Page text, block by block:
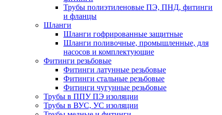
Трубы полиэтиленовые ПЭ, ПНД, фитинги
и фланцы
Шланги
Шланги гофрированные защитные
Шланги поливочные, промышленные, для
насосов и комплектующие
Фитинги резьбовые
Фитинги латунные резьбовые
Фитинги стальные резьбовые
Фитинги чугунные резьбовые
Трубы в ППУ ПЭ изоляции
Трубы в ВУС, УС изоляции